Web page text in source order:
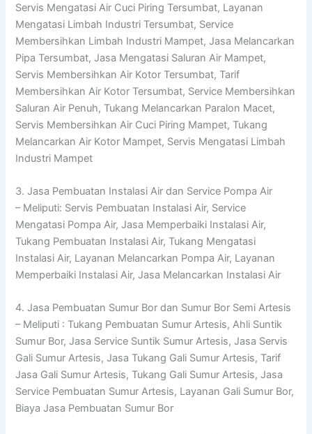
Servis Mengatasi Air Cuci Piring Tersumbat, Layanan
Mengatasi Limbah Industri Tersumbat, Service
Membersihkan Limbah Industri Mampet, Jasa Melancarkan
Pipa Tersumbat, Jasa Mengatasi Saluran Air Mampet,
Servis Membersihkan Air Kotor Tersumbat, Tarif
Membersihkan Air Kotor Tersumbat, Service Membersihkan
Saluran Air Penuh, Tukang Melancarkan Paralon Macet,
Servis Membersihkan Air Cuci Piring Mampet, Tukang
Melancarkan Air Kotor Mampet, Servis Mengatasi Limbah
Industri Mampet
3. Jasa Pembuatan Instalasi Air dan Service Pompa Air
– Meliputi: Servis Pembuatan Instalasi Air, Service
Mengatasi Pompa Air, Jasa Memperbaiki Instalasi Air,
Tukang Pembuatan Instalasi Air, Tukang Mengatasi
Instalasi Air, Layanan Melancarkan Pompa Air, Layanan
Memperbaiki Instalasi Air, Jasa Melancarkan Instalasi Air
4. Jasa Pembuatan Sumur Bor dan Sumur Bor Semi Artesis
– Meliputi : Tukang Pembuatan Sumur Artesis, Ahli Suntik
Sumur Bor, Jasa Service Suntik Sumur Artesis, Jasa Servis
Gali Sumur Artesis, Jasa Tukang Gali Sumur Artesis, Tarif
Jasa Gali Sumur Artesis, Tukang Gali Sumur Artesis, Jasa
Service Pembuatan Sumur Artesis, Layanan Gali Sumur Bor,
Biaya Jasa Pembuatan Sumur Bor